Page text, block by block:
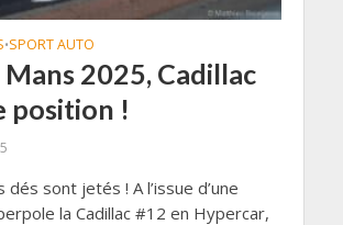
•SPORT AUTO
2025, Cadillac
position !
dés sont jetés ! A l’issue d’une
la Cadillac #12 en Hypercar,